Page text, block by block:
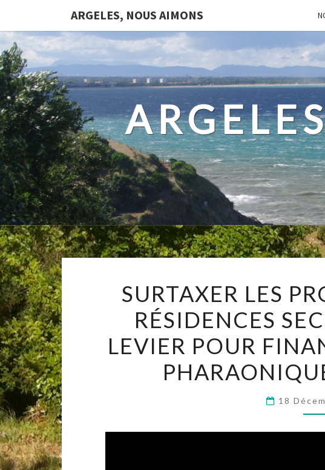
ARGELES, NOUS AIMONS
SURTAXER LES
RÉSIDENCES
LEVIER POUR
18